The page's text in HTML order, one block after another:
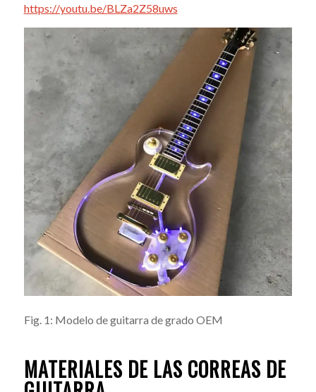
https://youtu.be/BLZa2Z58uws
Fig. 1: Modelo de guitarra de grado OEM
MATERIALES DE LAS CORREAS DE